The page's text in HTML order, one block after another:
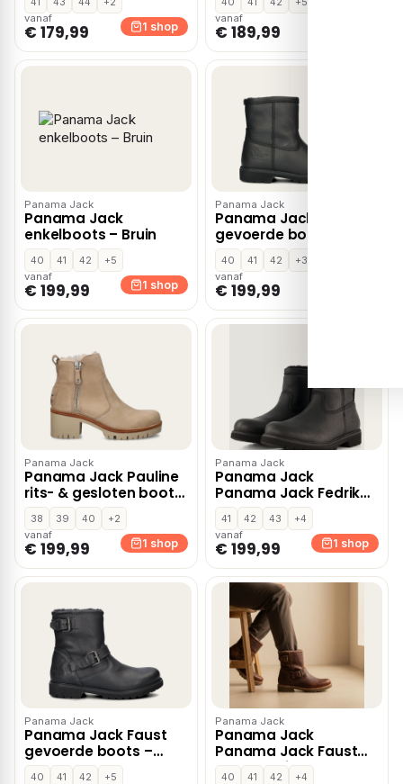
bruin Leer
vanaf
€ 179,99 1 shop
vanaf
€ 189,99
Panama Jack
Panama Jack
enkelboots – Bruin
40 41 42
+5
vanaf
€ 199,99 1 shop
Panama Jack
Panama Jack Fedro
gevoerde boots –
Zwart
40 41 42
+3
vanaf
€ 199,99
Panama Jack
Panama Jack Pauline
rits- & gesloten boots
– Ecru
38 39 40
+2
vanaf
€ 199,99 1 shop
Panama Jack
Panama Jack
Panama Jack Fedrik
C2 Boots zwart Leer
41 42 43
+4
vanaf
€ 199,99 1 shop
Panama Jack
Panama Jack Faust
gevoerde boots –
Zwart
40 41 42
+5
Panama Jack
Panama Jack
Panama Jack Faust
Boots bruin Leer
40 41 42
+4